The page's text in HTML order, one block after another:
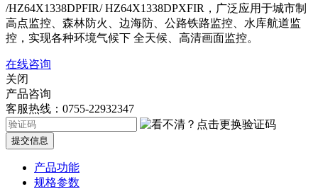
/HZ64X1338DPFIR/ HZ64X1338DPXFIR，广泛应用于城市制
高点监控、森林防火、边海防、公路铁路监控、水库航道监
控，实现各种环境气候下 全天候、高清画面监控。
在线咨询
关闭
产品咨询
客服热线：0755-22932347
提交信息
产品功能
规格参数